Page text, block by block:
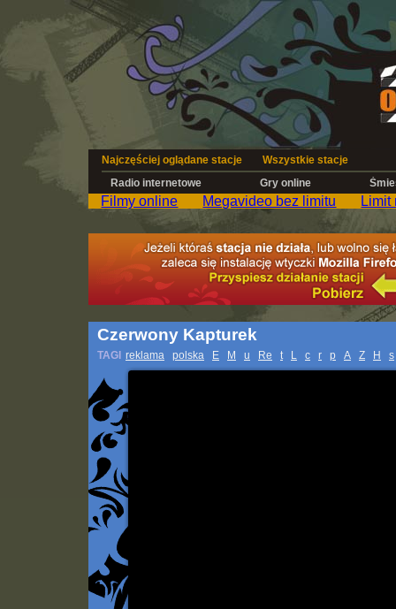
Najczęściej oglądane stacje
Wszystkie stacje
Radio internetowe
Gry online
Filmy online Megavideo bez limitu Limit
Czerwony Kapturek
TAGI reklama polska E M u Re t L c r p A Z H s